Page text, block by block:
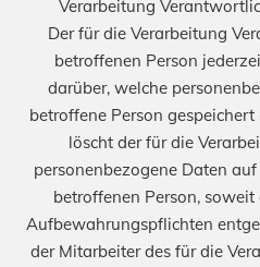
Verarbeitung
Der für die Verarbeitung
betroffenen Person
darüber, welche
betroffene Person
löscht der für die
personenbezogene Daten
betroffenen Person,
Aufbewahrungspflichten
der Mitarbeiter des für die